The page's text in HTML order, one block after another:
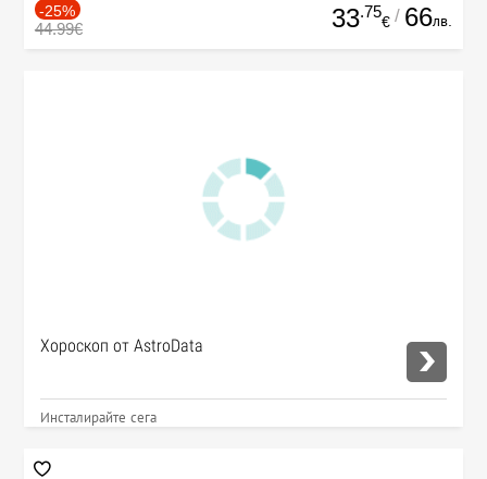
-25%
44.99€ 33.75
€ / 66лв.
Хороскоп от AstroData
Инсталирайте сега